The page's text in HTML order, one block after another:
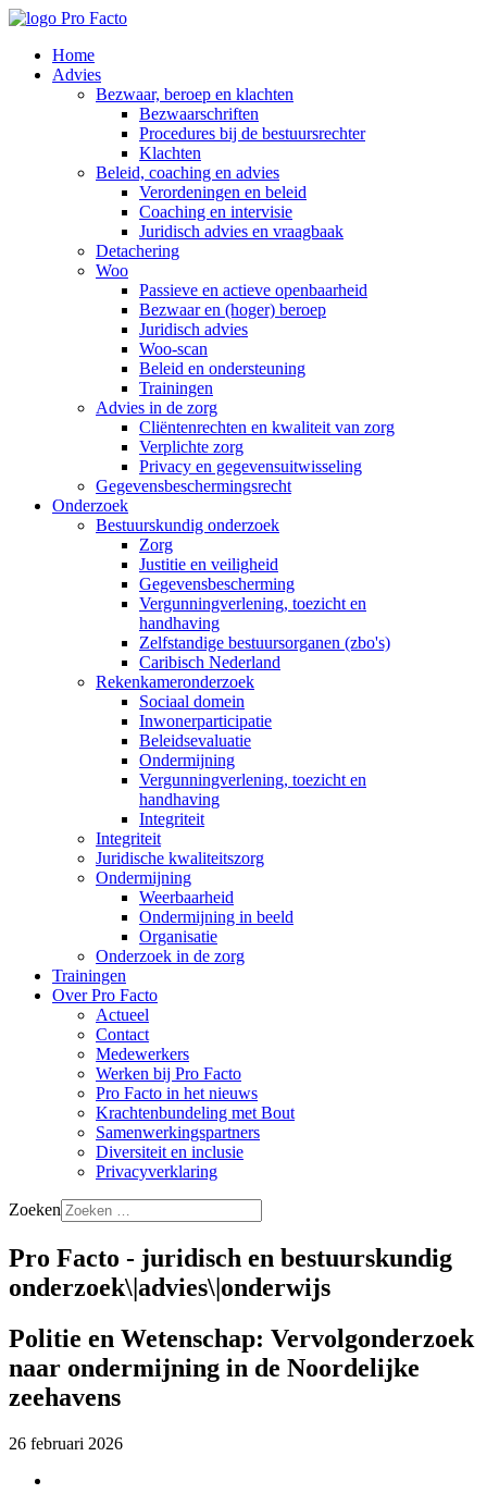
Home
Advies
Bezwaar, beroep en klachten
Bezwaarschriften
Procedures bij de bestuursrechter
Klachten
Beleid, coaching en advies
Verordeningen en beleid
Coaching en intervisie
Juridisch advies en vraagbaak
Detachering
Woo
Passieve en actieve openbaarheid
Bezwaar en (hoger) beroep
Juridisch advies
Woo-scan
Beleid en ondersteuning
Trainingen
Advies in de zorg
Cliëntenrechten en kwaliteit van zorg
Verplichte zorg
Privacy en gegevensuitwisseling
Gegevensbeschermingsrecht
Onderzoek
Bestuurskundig onderzoek
Zorg
Justitie en veiligheid
Gegevensbescherming
Vergunningverlening, toezicht en
handhaving
Zelfstandige bestuursorganen (zbo's)
Caribisch Nederland
Rekenkameronderzoek
Sociaal domein
Inwonerparticipatie
Beleidsevaluatie
Ondermijning
Vergunningverlening, toezicht en
handhaving
Integriteit
Integriteit
Juridische kwaliteitszorg
Ondermijning
Weerbaarheid
Ondermijning in beeld
Organisatie
Onderzoek in de zorg
Trainingen
Over Pro Facto
Actueel
Contact
Medewerkers
Werken bij Pro Facto
Pro Facto in het nieuws
Krachtenbundeling met Bout
Samenwerkingspartners
Diversiteit en inclusie
Privacyverklaring
Zoeken
Pro Facto - juridisch en bestuurskundig
onderzoek\|advies\|onderwijs
Politie en Wetenschap: Vervolgonderzoek
naar ondermijning in de Noordelijke
zeehavens
26 februari 2026